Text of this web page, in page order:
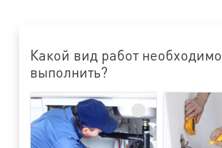
Какой вид работ необходимо
выполнить?